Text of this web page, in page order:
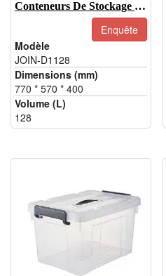
Conteneurs De Stockage En Plastique Transparent Extra Larges De 128 L Avec Couvercles
Enquête
Modèle
JOIN-D1128
Dimensions (mm)
770 * 570 * 400
Volume (L)
128